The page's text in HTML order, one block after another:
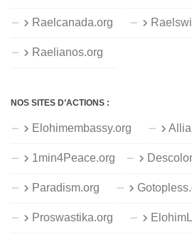
Raelcanada.org
Raelianos.org
NOS SITES D’ACTIONS :
Elohimembassy.org
1min4Peace.org
Paradism.org
Proswastika.org